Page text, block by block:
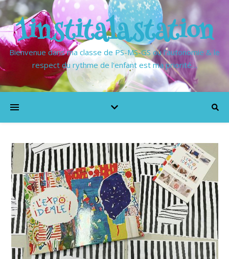
1institalastation
Bienvenue dans ma classe de PS-MS-GS où l'autonomie & le
respect du rythme de l'enfant est ma priorité…